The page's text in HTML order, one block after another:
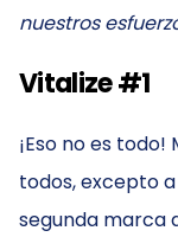
nuestros
Vitalize #1
¡Eso no es todo!
todos, excepto
segunda marca